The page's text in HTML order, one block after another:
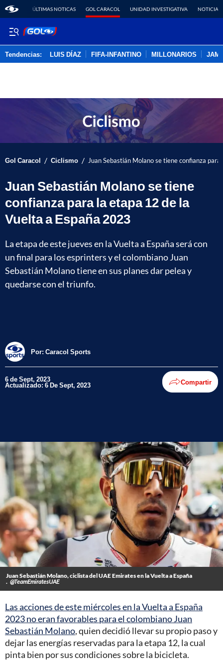
ÚLTIMAS NOTICAS GOL CARACOL UNIDAD INVESTIGATIVA NOTICIAS
Tendencias: LUIS DÍAZ FIFA-INFANTINO MILLONARIOS
Gol Caracol / Ciclismo / Juan Sebastián Molano se tiene confianza
Juan Sebastián Molano se tiene
confianza para la etapa 12 de la
Vuelta a España 2023
La etapa de este jueves en la Vuelta a España será con
un final para los esprinters y el colombiano Juan
Sebastián Molano tiene en sus planes dar pelea y
quedarse con el triunfo.
Por: Caracol Sports
6 de Sept, 2023
Actualizado: 6 De Sept, 2023 Compartir
Juan Sebastián Molano, ciclista del UAE Emirates en la Vuelta a España
. @TeamEmiratesUAE
Las acciones de este miércoles en la Vuelta a España
2023 no eran favorables para el colombiano Juan
Sebastián Molano, quien decidió llevar su propio paso y
dejar las energías reservadas para la etapa 12, la cual
pinta bien por sus condiciones sobre la bicicleta.